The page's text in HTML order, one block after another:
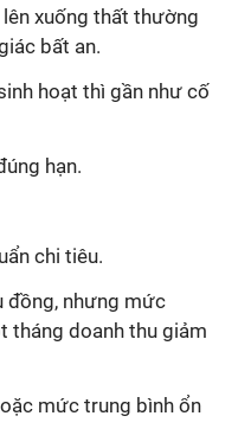
xuống thất thường
bất an.
hoạt thì gần như cố
hạn.
chi tiêu.
đồng, nhưng mức
tháng doanh thu giảm
mức trung bình ổn